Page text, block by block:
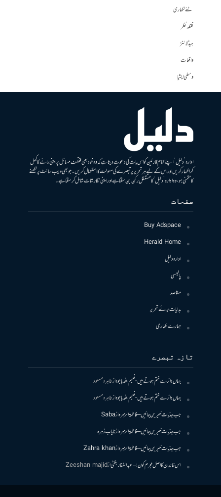
نئے لکھاری
نقطہ نظر
ہیڈلائنز
واقعات
وسطی ایشیا
ادارہ ’دلیل‘ اپنے تمام قارئین کو اس بات کی دعوت دیتا ہے کہ وہ خود بھی مختلف مسائل پر اپنی رائے کا کھل
کر اظہار کریں اور اس کے لیے ہر تحریر پر تبصرے کی سہولت کا استعمال کریں۔ جو بھی ویب سائٹ پر لکھنے
کا متمنی ہو، وہ ادارہ ’دلیل‘ کا مستقل رکن بن سکتا ہے اور اپنی نگارشات شامل کرسکتا ہے۔
صفحات
Buy Adspace
Herald Home
ادارہ دلیل
پالیسی
مقاصد
ہدایات برائے تحریر
ہمارے لکھاری
تازہ تبصرے
جہاں دائرے ختم ہوتے ہیں- نعیم اللہ باجوہازطاہرہ مسعود
جہاں دائرے ختم ہوتے ہیں- نعیم اللہ باجوہازطاہرہ مسعود
جب جذبات خبر بن جائیں – فاطمۃالزہرہازSaba
جب جذبات خبر بن جائیں – فاطمۃالزہرہازنایاب زہرہ
جب جذبات خبر بن جائیں – فاطمۃالزہرہازZahra khan
اس خاندان کا اصل مجرم کون! – عبدالغفار بگٹیازZeeshan majid